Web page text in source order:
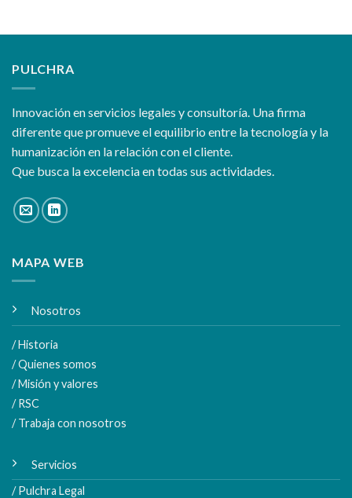
PULCHRA
Innovación en servicios legales y consultoría. Una firma
diferente que promueve el equilibrio entre la tecnología y la
humanización en la relación con el cliente.
Que busca la excelencia en todas sus actividades.
MAPA WEB
Nosotros
/ Historia
/ Quienes somos
/ Misión y valores
/ RSC
/ Trabaja con nosotros
Servicios
/ Pulchra Legal